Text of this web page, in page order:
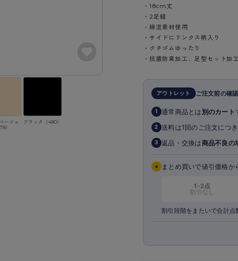
ルームウェア・パジャマ
ョーツ
サイズ表
お支払い方法について
配送方法について
返品・交換について
ージュ
）
ブラック（480）
・18cm丈
・2足組
・綿混素材使用
・サイドにリンクス柄入り
・クチゴムゆったり
・抗菌防臭加工、足型セット加工
アウトレット ご注文前の確
1 通常商品とは別のカート
2 送料は1回のご注文につき
3 返品・交換は商品不良の
+ まとめ買いで値引価格か
1-2点
割引なし
割引段階をまたいで合計点